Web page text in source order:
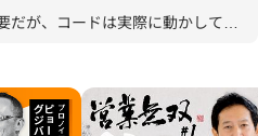
だが、コードは実際に動かしてみ
るため、生成AIとの相性が良い